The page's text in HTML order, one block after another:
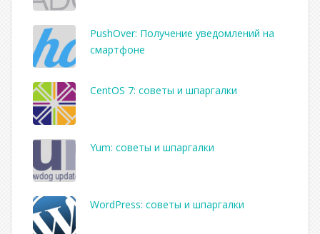
PushOver: Получение уведомлений на
смартфоне
CentOS 7: советы и шпаргалки
Yum: советы и шпаргалки
WordPress: советы и шпаргалки